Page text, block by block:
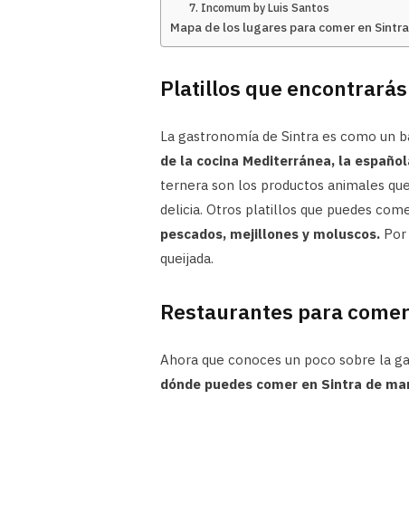
7. Incomum by Luis Santos
Mapa de los lugares para comer en Sintra
Platillos que
La gastronomía de Sintra es como un
de la cocina Mediterránea, la
ternera son los productos animales
delicia. Otros platillos que puedes
pescados, mejillones y moluscos.
queijada.
Restaurantes para
Ahora que conoces un poco sobre la
dónde puedes comer en Sintra de